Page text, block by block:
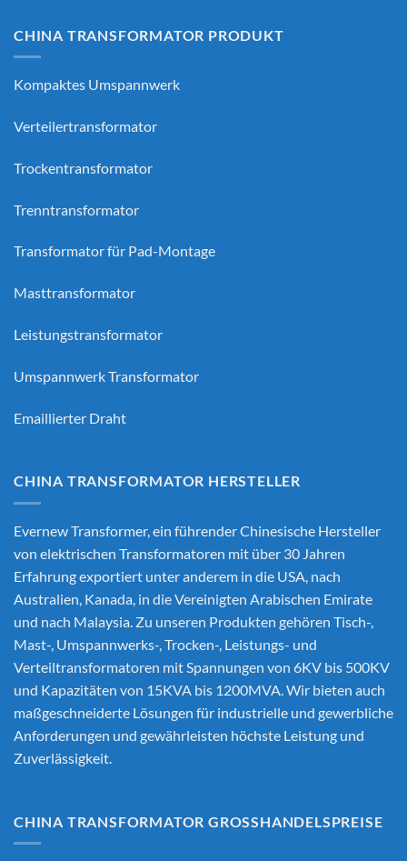
CHINA TRANSFORMATOR PRODUKT
Kompaktes Umspannwerk
Verteilertransformator
Trockentransformator
Trenntransformator
Transformator für Pad-Montage
Masttransformator
Leistungstransformator
Umspannwerk Transformator
Emaillierter Draht
CHINA TRANSFORMATOR HERSTELLER
Evernew Transformer, ein führenderChinesische Hersteller
von elektrischen Transformatoren mit über 30 Jahren
Erfahrung exportiert unter anderem in die USA, nach
Australien, Kanada, in die Vereinigten Arabischen Emirate
und nach Malaysia. Zu unseren Produkten gehören Tisch-,
Mast-, Umspannwerks-, Trocken-, Leistungs- und
Verteiltransformatoren mit Spannungen von 6KV bis 500KV
und Kapazitäten von 15KVA bis 1200MVA. Wir bieten auch
maßgeschneiderte Lösungen für industrielle und gewerbliche
Anforderungen und gewährleisten höchste Leistung und
Zuverlässigkeit.
CHINA TRANSFORMATOR GROSSHANDELSPREISE